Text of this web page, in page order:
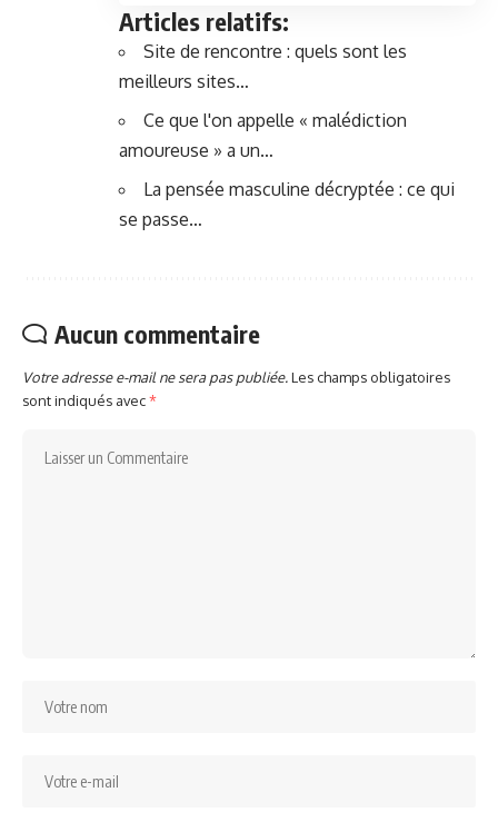
Articles relatifs:
Site de rencontre : quels sont les
meilleurs sites…
Ce que l'on appelle « malédiction
amoureuse » a un…
La pensée masculine décryptée : ce qui
se passe…
Aucun commentaire
Votre adresse e-mail ne sera pas publiée.Les champs obligatoires
sont indiqués avec*